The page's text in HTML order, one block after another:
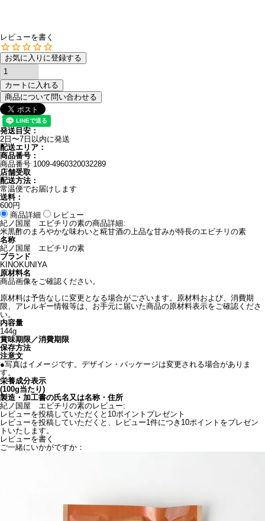
レビューを書く
お気に入りに登録する
カートに入れる
商品について問い合わせる
発送目安：
2日〜7日以内に発送
配送エリア：
商品番号：
商品番号 1009-4960320032289
店舗受取
配送方法：
常温便でお届けします
送料：
600円
商品詳細
レビュー
紀ノ国屋 エビチリの素の商品詳細:
米黒酢のまろやかな味わいと糀甘酒の上品な甘みが特長のエビチリの素
名称
紀ノ国屋 エビチリの素
ブランド
KINOKUNIYA
原材料名
商品画像をご確認ください。
原材料は予告なしに変更となる場合がございます。原材料および、消費期
限、アレルギー情報等は、お手元に届いた商品の原材料表示をご確認くださ
い。
内容量
144g
賞味期限／消費期限
保存方法
注意文
●写真はイメージです。デザイン・パッケージは変更される場合がありま
す。
栄養成分表示
(100g当たり)
製造・加工書の氏名又は名称・住所
紀ノ国屋 エビチリの素のレビュー:
レビューを投稿していただくと10ポイントプレゼント
レビューを投稿していただくと、レビュー1件につき10ポイントをプレゼン
トいたします。
レビューを書く
ご一緒にいかがですか：